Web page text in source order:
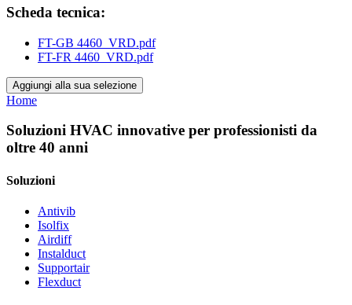
Scheda tecnica:
FT-GB 4460_VRD.pdf
FT-FR 4460_VRD.pdf
Aggiungi alla sua selezione
Home
Soluzioni HVAC innovative per professionisti da
oltre 40 anni
Soluzioni
Antivib
Isolfix
Airdiff
Instalduct
Supportair
Flexduct